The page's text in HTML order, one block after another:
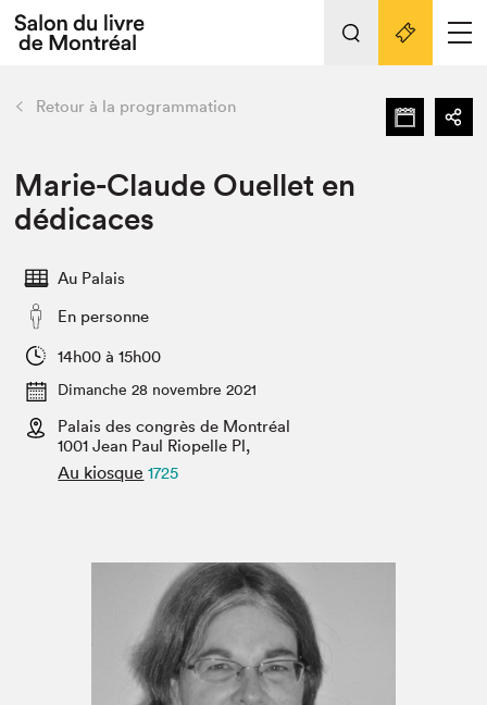
Espace exposant⋅e⋅s
Espace enseignant·e·s
L'événement
Préparer sa visite au Salon
SLM PRO
retour Nos activités
Préparer sa visite
Salon au Palais
Salon dans la ville et en ligne
Projets partenaires
Liens pratiques
Retour à la programmation
Marie-Claude Ouellet en
dédicaces
Au Palais
En personne
14h00 à 15h00
Dimanche 28 novembre 2021
Palais des congrès de Montréal
1001 Jean Paul Riopelle Pl,
Au kiosque 1725